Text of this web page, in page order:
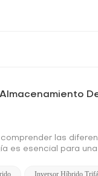
las
es esencial para
en una
Inversor Híbrido